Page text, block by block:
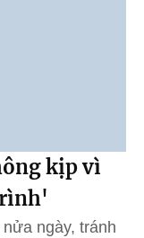
kịp vì
ngày, tránh